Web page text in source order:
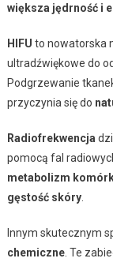
większa jędrność i
HIFU to nowatorska
ultradźwiękowe do
Podgrzewanie
przyczynia się do
Radiofrekwencja
pomocą fal
metabolizm
gęstość skóry.
Innym skutecznym
chemiczne. Te